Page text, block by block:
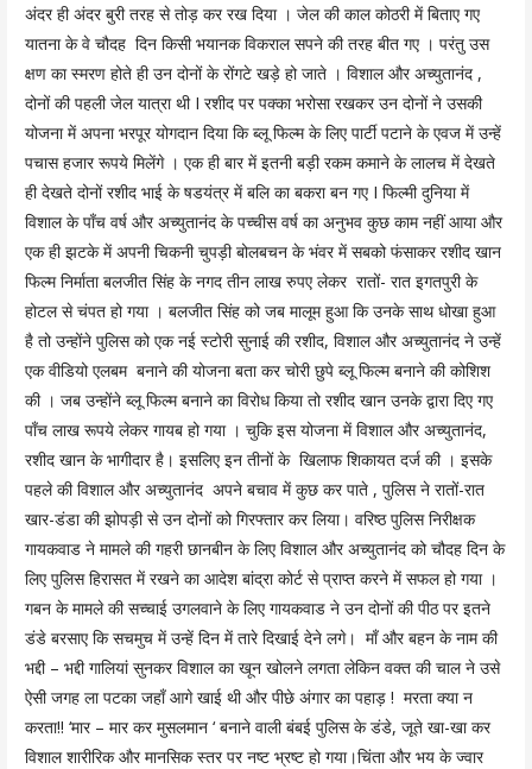
अंदर ही अंदर बुरी तरह से तोड़ कर रख दिया । जेल की काल कोठरी में बिताए गए
यातना के वे चौदह दिन किसी भयानक विकराल सपने की तरह बीत गए । परंतु उस
क्षण का स्मरण होते ही उन दोनों के रोंगटे खड़े हो जाते । विशाल और अच्युतानंद ,
दोनों की पहली जेल यात्रा थी I रशीद पर पक्का भरोसा रखकर उन दोनों ने उसकी
योजना में अपना भरपूर योगदान दिया कि ब्लू फिल्म के लिए पार्टी पटाने के एवज में उन्हें
पचास हजार रूपये मिलेंगे । एक ही बार में इतनी बड़ी रकम कमाने के लालच में देखते
ही देखते दोनों रशीद भाई के षडयंत्र में बलि का बकरा बन गए I फिल्मी दुनिया में
विशाल के पाँच वर्ष और अच्युतानंद के पच्चीस वर्ष का अनुभव कुछ काम नहीं आया और
एक ही झटके में अपनी चिकनी चुपड़ी बोलबचन के भंवर में सबको फंसाकर रशीद खान
फिल्म निर्माता बलजीत सिंह के नगद तीन लाख रुपए लेकर रातों- रात इगतपुरी के
होटल से चंपत हो गया । बलजीत सिंह को जब मालूम हुआ कि उनके साथ धोखा हुआ
है तो उन्होंने पुलिस को एक नई स्टोरी सुनाई की रशीद, विशाल और अच्युतानंद ने उन्हें
एक वीडियो एलबम बनाने की योजना बता कर चोरी छुपे ब्लू फिल्म बनाने की कोशिश
की । जब उन्होंने ब्लू फिल्म बनाने का विरोध किया तो रशीद खान उनके द्वारा दिए गए
पाँच लाख रूपये लेकर गायब हो गया । चुकि इस योजना में विशाल और अच्युतानंद,
रशीद खान के भागीदार है। इसलिए इन तीनों के खिलाफ शिकायत दर्ज की । इसके
पहले की विशाल और अच्युतानंद अपने बचाव में कुछ कर पाते , पुलिस ने रातों-रात
खार-डंडा की झोपड़ी से उन दोनों को गिरफ्तार कर लिया। वरिष्ठ पुलिस निरीक्षक
गायकवाड ने मामले की गहरी छानबीन के लिए विशाल और अच्युतानंद को चौदह दिन के
लिए पुलिस हिरासत में रखने का आदेश बांद्रा कोर्ट से प्राप्त करने में सफल हो गया ।
गबन के मामले की सच्चाई उगलवाने के लिए गायकवाड ने उन दोनों की पीठ पर इतने
डंडे बरसाए कि सचमुच में उन्हें दिन में तारे दिखाई देने लगे। माँ और बहन के नाम की
भद्दी – भद्दी गालियां सुनकर विशाल का खून खोलने लगता लेकिन वक्त की चाल ने उसे
ऐसी जगह ला पटका जहाँ आगे खाई थी और पीछे अंगार का पहाड़ ! मरता क्या न
करता!! ‘मार – मार कर मुसलमान ‘ बनाने वाली बंबई पुलिस के डंडे, जूते खा-खा कर
विशाल शारीरिक और मानसिक स्तर पर नष्ट भ्रष्ट हो गया।चिंता और भय के ज्वार